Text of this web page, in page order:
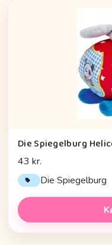
43 kr.
Die Spiegelburg